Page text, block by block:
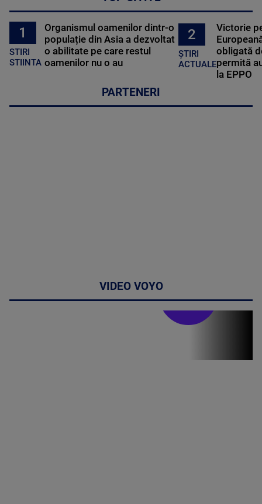
1
STIRI
STIINTA
Organismul oamenilor dintr-o
populație din Asia a dezvoltat
o abilitate pe care restul
oamenilor nu o au
2
ȘTIRI
ACTUALE
Victorie
obligată
permită
la EPPO
PARTENERI
VIDEO VOYO